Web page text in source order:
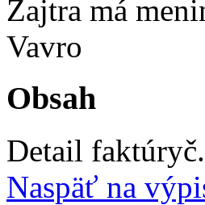
Zajtra má
Vavro
Obsah
Detail faktúry
Naspäť na